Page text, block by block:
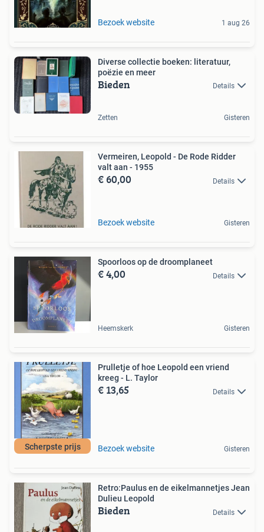
Bezoek website 1 aug 26
Diverse collectie boeken: literatuur,
poëzie en meer
Bieden Details
Zetten Gisteren
Vermeiren, Leopold - De Rode Ridder
valt aan - 1955
€ 60,00 Details
Bezoek website Gisteren
Spoorloos op de droomplaneet
€ 4,00 Details
Heemskerk Gisteren
Scherpste prijs
Prulletje of hoe Leopold een vriend
kreeg - L. Taylor
€ 13,65 Details
Bezoek website Gisteren
Retro:Paulus en de eikelmannetjes Jean
Dulieu Leopold
Bieden Details